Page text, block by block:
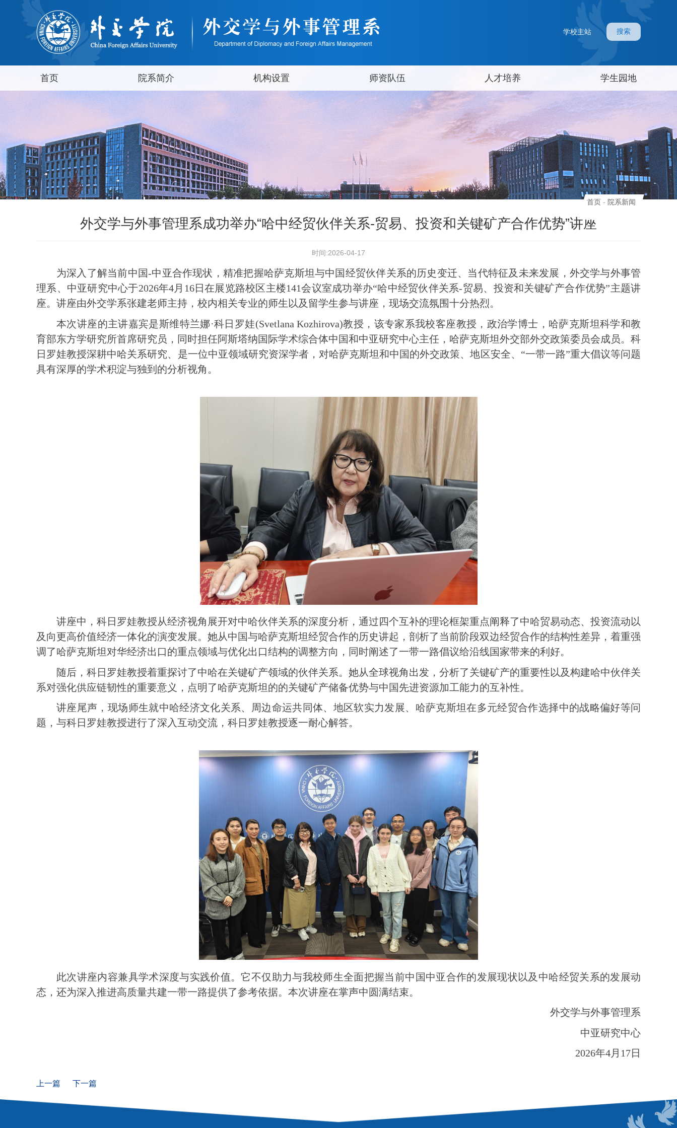
搜索
学校主站
首页 院系简介 机构设置 师资队伍 人才培养 学生园地
首页 - 院系新闻
外交学与外事管理系成功举办“哈中经贸伙伴关系-贸易、投资和关键矿产合作优势”讲座
时间:2026-04-17
为深入了解当前中国-中亚合作现状 ，精准把握哈萨克斯坦与中国经贸伙伴关系的历史变迁、 当代特征及未来发展 ，外交学与外事管
理系、 中亚研究中心于2026年4月 16日在展览路校区主楼141会议室成功举办“哈中经贸伙伴关系-贸易、投资和关键矿产合作优势”主题讲
座。讲座由外交学系张建老师主持， 校内相关专业的师生以及留学生参与讲座 ，现场交流氛围十分热烈。
本次讲座的主讲嘉宾是斯维特兰娜·科日罗娃(Svetlana Kozhirova)教授， 该专家系我校客座教授，政治学博士，哈萨克斯坦科学和教
育部东方学研究所首席研究员，同时担任阿斯塔纳国际学术综合体中国和中亚研究中心主任，哈萨克斯坦外交部外交政策委员会成员。科
日罗娃教授深耕中哈关系研究、 是一位中亚领域研究资深学者，对哈萨克斯坦和中国的外交政策、地区安全、“一带一路”重大倡议等问题
具有深厚的学术积淀与独到的分析视角。
讲座中，科日罗娃教授从经济视角展开对中哈伙伴关系的深度分析 ， 通过四个互补的理论框架重点阐释了中哈贸易动态、投资流动以
及向更高价值经济一体化的演变发展。她从中国与哈萨克斯坦经贸合作的历史讲起，剖析了当前阶段双边经贸合作的结构性差异，着重强
调了哈萨克斯坦对华经济出口的重点领域与优化出口结构的调整方向，同时阐述了一带一路倡议给沿线国家带来的利好。
随后，科日罗娃教授着重探讨了中哈在关键矿产领域的伙伴关系。她从全球视角出发，分析了关键矿产的重要性以及构建哈中伙伴关
系对强化供应链韧性的重要意义，点明了哈萨克斯坦的的关键矿产储备优势与中国先进资源加工能力的互补性。
讲座尾声，现场师生就中哈经济文化关系、周边命运共同体、地区软实力发展、哈萨克斯坦在多元经贸合作选择中的战略偏好等问
题，与科日罗娃教授进行了深入互动交流，科日罗娃教授逐一耐心解答。
此次讲座内容兼具学术深度与实践价值。它不仅助力与我校师生全面把握当前中国中亚合作的发展现状以及中哈经贸关系的发展动
态，还为深入推进高质量共建一带一路提供了参考依据。本次讲座在掌声中圆满结束。
外交学与外事管理系
中亚研究中心
2026年4月 17日
上一篇 下一篇